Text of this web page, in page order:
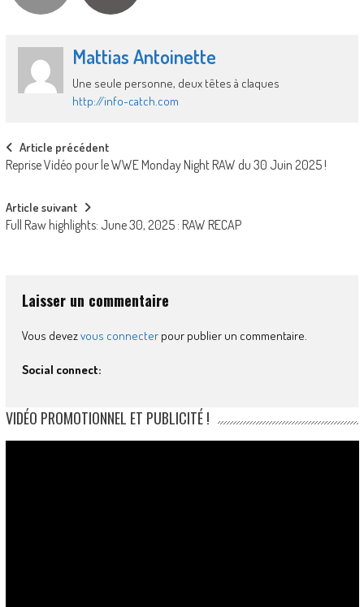
Mattias Antoinette
Une seule personne, deux têtes à claques
http://info-catch.com
Post
navigation
Article précédent
Reprise Vidéo pour le WWE Monday Night RAW du 30 Juin 2025 !
Article suivant
Full Raw highlights: June 30, 2025 : RAW RECAP
Laisser un commentaire
Vous devezvous connecterpour publier un commentaire.
Social connect:
VIDÉO PROMOTIONNEL ET PUBLICITÉ !